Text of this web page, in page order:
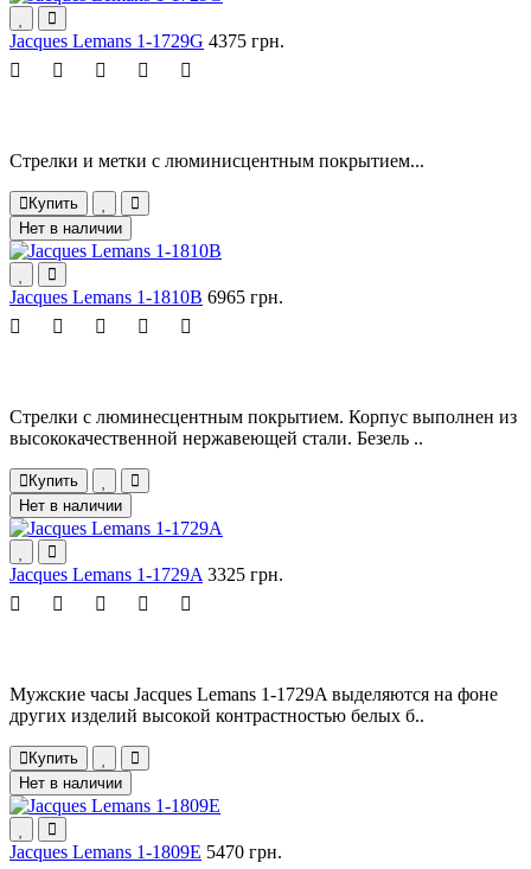
Jacques Lemans 1-1729G 4375 грн.
Стрелки и метки с люминисцентным покрытием...
Купить
Нет в наличии
Jacques Lemans 1-1810B 6965 грн.
Стрелки с люминесцентным покрытием. Корпус выполнен из
высококачественной нержавеющей стали. Безель ..
Купить
Нет в наличии
Jacques Lemans 1-1729A 3325 грн.
Мужские часы Jacques Lemans 1-1729A выделяются на фоне
других изделий высокой контрастностью белых б..
Купить
Нет в наличии
Jacques Lemans 1-1809E 5470 грн.